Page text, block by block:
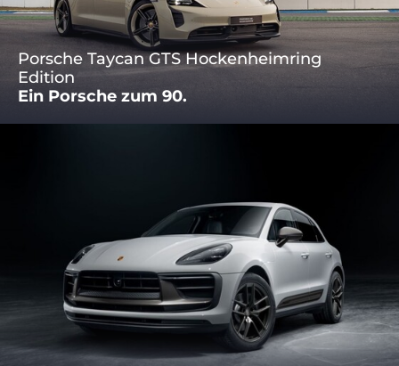
Porsche Taycan GTS Hockenheimring
Edition
Ein Porsche zum 90.